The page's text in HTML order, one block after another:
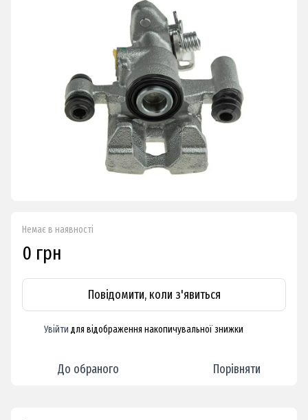
Немає в наявності
0 грн
Повідомити, коли з'явиться
Увійти для відображення накопичувальної знижки
До обраного Порівняти